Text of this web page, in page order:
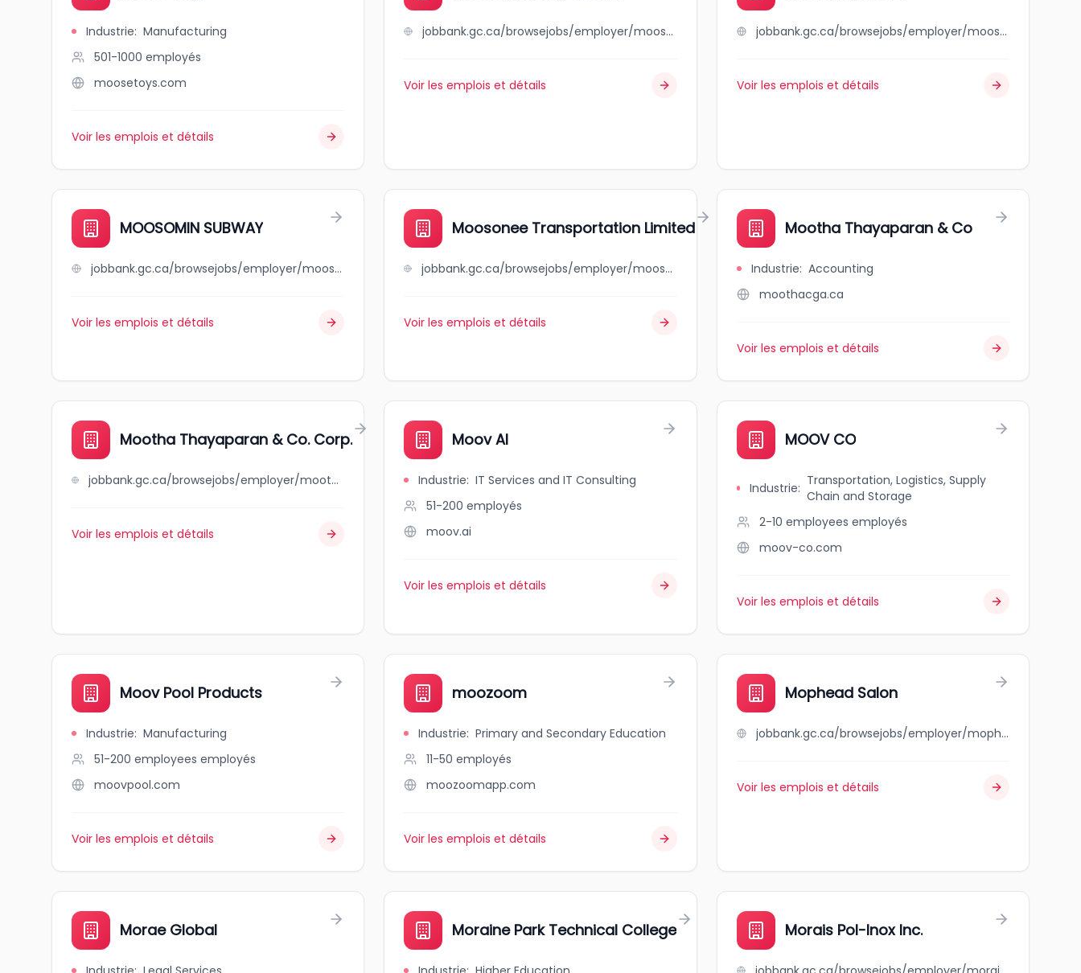
Industrie: Manufacturing
501-1000 employés
moosetoys.com
Voir les emplois et détails
jobbank.gc.ca/browsejobs/employer/moosomin+dairy+queen/ca
Voir les emplois et détails
jobbank.gc.ca/browsejobs/employer/moosomin+motel/ca
Voir les emplois et détails
MOOSOMIN SUBWAY
jobbank.gc.ca/browsejobs/employer/moosomin+subway/ca
Voir les emplois et détails
Moosonee Transportation Limited
jobbank.gc.ca/browsejobs/employer/moosonee+transportation+limited/ca
Voir les emplois et détails
Mootha Thayaparan & Co
Industrie: Accounting
moothacga.ca
Voir les emplois et détails
Mootha Thayaparan & Co. Corp.
jobbank.gc.ca/browsejobs/employer/mootha+thayaparan+%26+co.+corp./ca
Voir les emplois et détails
Moov AI
Industrie: IT Services and IT Consulting
51-200 employés
moov.ai
Voir les emplois et détails
MOOV CO
Industrie: Transportation, Logistics, Supply
Chain and Storage
2-10 employees employés
moov-co.com
Voir les emplois et détails
Moov Pool Products
Industrie: Manufacturing
51-200 employees employés
moovpool.com
Voir les emplois et détails
moozoom
Industrie: Primary and Secondary Education
11-50 employés
moozoomapp.com
Voir les emplois et détails
Mophead Salon
jobbank.gc.ca/browsejobs/employer/mophead+salon/ca
Voir les emplois et détails
Morae Global Moraine Park Technical College Morais Pol-Inox Inc.